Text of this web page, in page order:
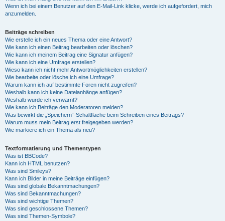
Wenn ich bei einem Benutzer auf den E-Mail-Link klicke, werde ich aufgefordert, mich
anzumelden.
Beiträge schreiben
Wie erstelle ich ein neues Thema oder eine Antwort?
Wie kann ich einen Beitrag bearbeiten oder löschen?
Wie kann ich meinem Beitrag eine Signatur anfügen?
Wie kann ich eine Umfrage erstellen?
Wieso kann ich nicht mehr Antwortmöglichkeiten erstellen?
Wie bearbeite oder lösche ich eine Umfrage?
Warum kann ich auf bestimmte Foren nicht zugreifen?
Weshalb kann ich keine Dateianhänge anfügen?
Weshalb wurde ich verwarnt?
Wie kann ich Beiträge den Moderatoren melden?
Was bewirkt die „Speichern“-Schaltfläche beim Schreiben eines Beitrags?
Warum muss mein Beitrag erst freigegeben werden?
Wie markiere ich ein Thema als neu?
Textformatierung und Thementypen
Was ist BBCode?
Kann ich HTML benutzen?
Was sind Smileys?
Kann ich Bilder in meine Beiträge einfügen?
Was sind globale Bekanntmachungen?
Was sind Bekanntmachungen?
Was sind wichtige Themen?
Was sind geschlossene Themen?
Was sind Themen-Symbole?